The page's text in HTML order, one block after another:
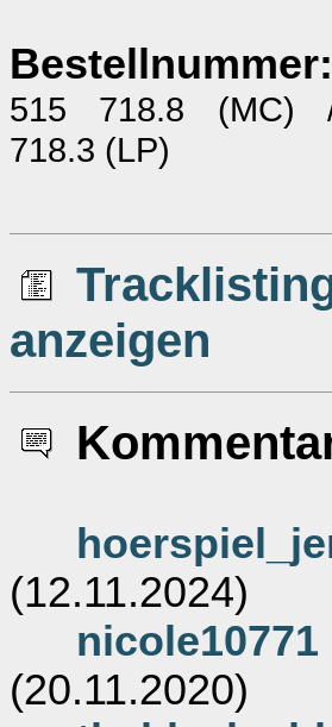
Bestellnummer:
515 718.8 (MC)
718.3 (LP)
anzeigen
(12.11.2024)
nicole10771
(20.11.2020)